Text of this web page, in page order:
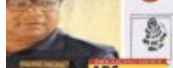
भिक्षा मागेर कारमा घुम्ने बाबाहरूलाई दाङ
फर्कने सर्तमा रिहा,